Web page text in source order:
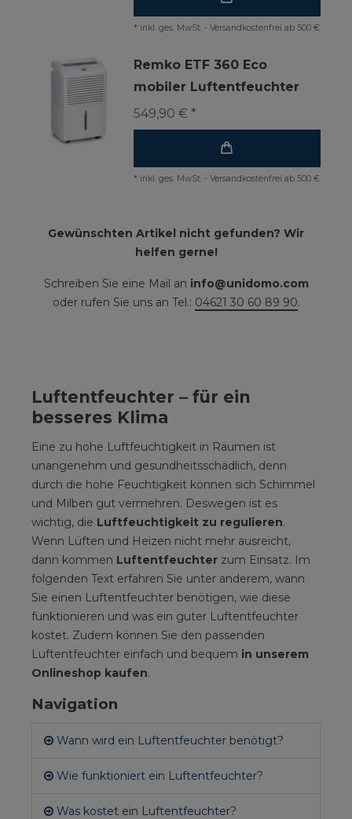
* inkl. ges. MwSt. - Versandkostenfrei ab 500 €
Remko ETF 360 Eco
mobiler Luftentfeuchter
549,90 € *
* inkl. ges. MwSt. - Versandkostenfrei ab 500 €
Gewünschten Artikel nicht gefunden? Wir
helfen gerne!
Schreiben Sie eine Mail an info@unidomo.com
oder rufen Sie uns an Tel.: 04621 30 60 89 90.
Luftentfeuchter – für ein
besseres Klima
Eine zu hohe Luftfeuchtigkeit in Räumen ist
unangenehm und gesundheitsschädlich, denn
durch die hohe Feuchtigkeit können sich Schimmel
und Milben gut vermehren. Deswegen ist es
wichtig, die Luftfeuchtigkeit zu regulieren.
Wenn Lüften und Heizen nicht mehr ausreicht,
dann kommen Luftentfeuchter zum Einsatz. Im
folgenden Text erfahren Sie unter anderem, wann
Sie einen Luftentfeuchter benötigen, wie diese
funktionieren und was ein guter Luftentfeuchter
kostet. Zudem können Sie den passenden
Luftentfeuchter einfach und bequem in unserem
Onlineshop kaufen.
Navigation
Wann wird ein Luftentfeuchter benötigt?
Wie funktioniert ein Luftentfeuchter?
Was kostet ein Luftentfeuchter?